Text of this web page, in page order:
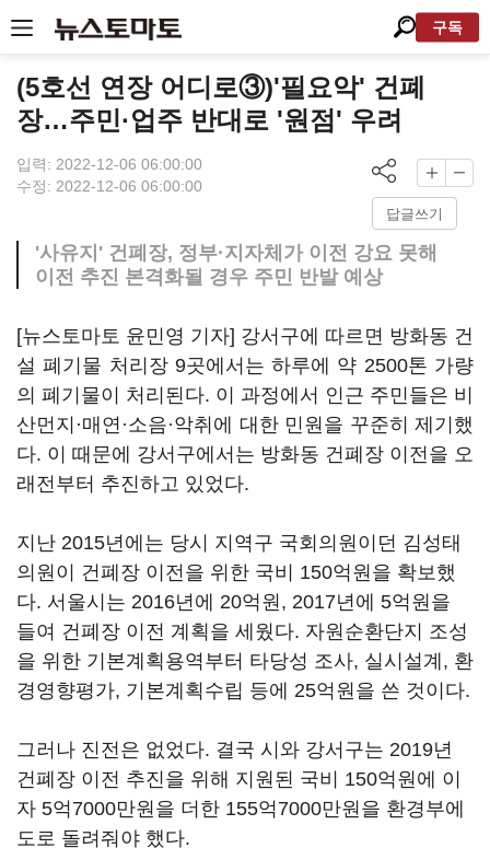
구독
(5호선 연장 어디로③)'필요악' 건폐
장…주민·업주 반대로 '원점' 우려
입력: 2022-12-06 06:00:00
수정: 2022-12-06 06:00:00
답글쓰기
'사유지' 건폐장, 정부·지자체가 이전 강요 못해
이전 추진 본격화될 경우 주민 반발 예상
[뉴스토마토 윤민영 기자] 강서구에 따르면 방화동 건
설 폐기물 처리장 9곳에서는 하루에 약 2500톤 가량
의 폐기물이 처리된다. 이 과정에서 인근 주민들은 비
산먼지·매연·소음·악취에 대한 민원을 꾸준히 제기했
다. 이 때문에 강서구에서는 방화동 건폐장 이전을 오
래전부터 추진하고 있었다.
지난 2015년에는 당시 지역구 국회의원이던 김성태
의원이 건폐장 이전을 위한 국비 150억원을 확보했
다. 서울시는 2016년에 20억원, 2017년에 5억원을
들여 건폐장 이전 계획을 세웠다. 자원순환단지 조성
을 위한 기본계획용역부터 타당성 조사, 실시설계, 환
경영향평가, 기본계획수립 등에 25억원을 쓴 것이다.
그러나 진전은 없었다. 결국 시와 강서구는 2019년
건폐장 이전 추진을 위해 지원된 국비 150억원에 이
자 5억7000만원을 더한 155억7000만원을 환경부에
도로 돌려줘야 했다.